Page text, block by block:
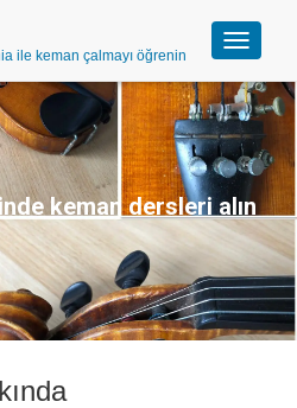
ile keman çalmayı öğrenin
N
a
v
i
g
a
s
y
o
n
u
ç
keman dersleri alın